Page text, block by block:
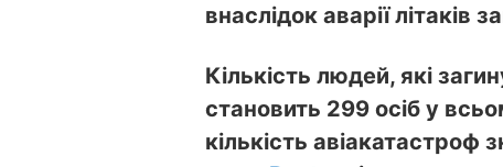
внаслідок аварії літаків
Кількість людей, які
становить 299 осіб у
кількість авіакатастроф